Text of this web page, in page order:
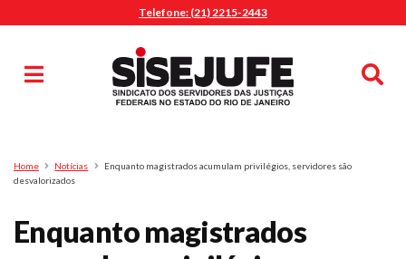
Telefone: (21) 2215-2443
Pesquisa
Home Notícias
Enquanto magistrados acumulam privilégios, servidores são
desvalorizados
Enquanto magistrados
MENU
Sindicalize-se
Jurídico
O Sindicato